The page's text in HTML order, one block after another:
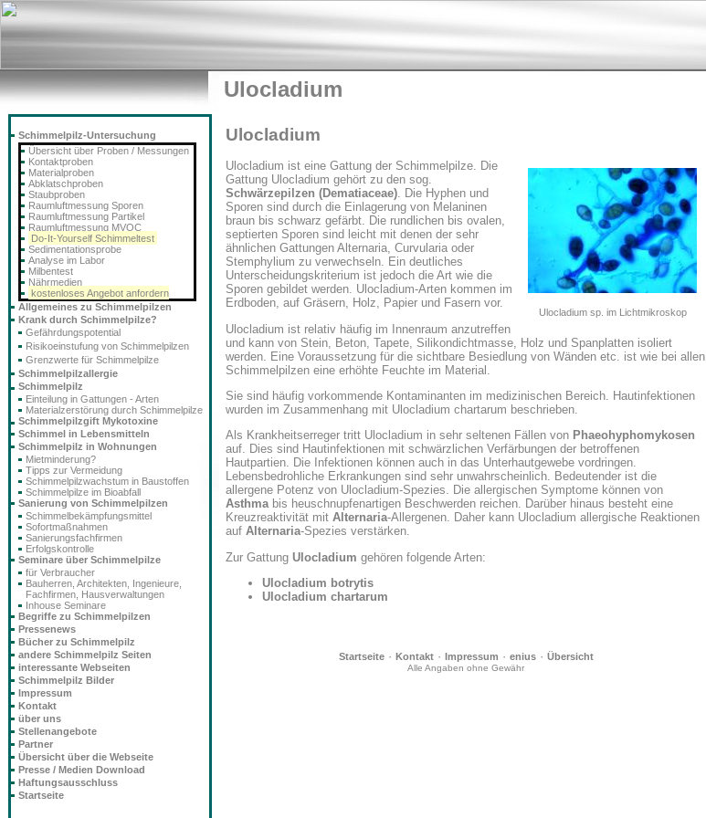
Ulocladium
Ulocladium
Ulocladium sp. im Lichtmikroskop
Ulocladium ist eine Gattung der Schimmelpilze. Die
Gattung Ulocladium gehört zu den sog.
Schwärzepilzen (Dematiaceae). Die Hyphen und
Sporen sind durch die Einlagerung von Melaninen
braun bis schwarz gefärbt. Die rundlichen bis ovalen,
septierten Sporen sind leicht mit denen der sehr
ähnlichen Gattungen Alternaria, Curvularia oder
Stemphylium zu verwechseln. Ein deutliches
Unterscheidungskriterium ist jedoch die Art wie die
Sporen gebildet werden. Ulocladium-Arten kommen im
Erdboden, auf Gräsern, Holz, Papier und Fasern vor.
Ulocladium ist relativ häufig im Innenraum anzutreffen
und kann von Stein, Beton, Tapete, Silikondichtmasse, Holz und Spanplatten isoliert
werden. Eine Voraussetzung für die sichtbare Besiedlung von Wänden etc. ist wie bei allen
Schimmelpilzen eine erhöhte Feuchte im Material.
Sie sind häufig vorkommende Kontaminanten im medizinischen Bereich. Hautinfektionen
wurden im Zusammenhang mit Ulocladium chartarum beschrieben.
Als Krankheitserreger tritt Ulocladium in sehr seltenen Fällen von Phaeohyphomykosen
auf. Dies sind Hautinfektionen mit schwärzlichen Verfärbungen der betroffenen
Hautpartien. Die Infektionen können auch in das Unterhautgewebe vordringen.
Lebensbedrohliche Erkrankungen sind sehr unwahrscheinlich. Bedeutender ist die
allergene Potenz von Ulocladium-Spezies. Die allergischen Symptome können von
Asthmabis heuschnupfenartigen Beschwerden reichen. Darüber hinaus besteht eine
Kreuzreaktivität mit Alternaria-Allergenen. Daher kann Ulocladium allergische Reaktionen
auf Alternaria-Spezies verstärken.
Zur Gattung Ulocladium gehören folgende Arten:
Ulocladium botrytis
Ulocladium chartarum
Startseite· Kontakt· Impressum · enius· Übersicht
Alle Angaben ohne Gewähr
Schimmelpilz-Untersuchung
Übersicht über Proben / Messungen
Kontaktproben
Materialproben
Abklatschproben
Staubproben
Raumluftmessung Sporen
Raumluftmessung Partikel
Raumluftmessung MVOC
Do-It-Yourself Schimmeltest
Sedimentationsprobe
Analyse im Labor
Milbentest
Nährmedien
kostenloses Angebot anfordern
Allgemeines zu Schimmelpilzen
Krank durch Schimmelpilze?
Gefährdungspotential
Risikoeinstufung von Schimmelpilzen
Grenzwerte für Schimmelpilze
Schimmelpilzallergie
Schimmelpilz
Einteilung in Gattungen - Arten
Materialzerstörung durch Schimmelpilze
Schimmelpilzgift Mykotoxine
Schimmel in Lebensmitteln
Schimmelpilz in Wohnungen
Mietminderung?
Tipps zur Vermeidung
Schimmelpilzwachstum in Baustoffen
Schimmelpilze im Bioabfall
Sanierung von Schimmelpilzen
Schimmelbekämpfungsmittel
Sofortmaßnahmen
Sanierungsfachfirmen
Erfolgskontrolle
Seminare über Schimmelpilze
für Verbraucher
Bauherren, Architekten, Ingenieure,
Fachfirmen, Hausverwaltungen
Inhouse Seminare
Begriffe zu Schimmelpilzen
Pressenews
Bücher zu Schimmelpilz
andere Schimmelpilz Seiten
interessante Webseiten
Schimmelpilz Bilder
Impressum
Kontakt
über uns
Stellenangebote
Partner
Übersicht über die Webseite
Presse / Medien Download
Haftungsausschluss
Startseite